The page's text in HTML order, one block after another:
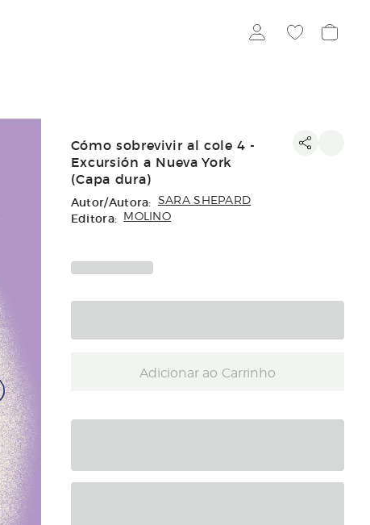
Cómo sobrevivir al cole 4 -
Excursión a Nueva York
(Capa dura)
Autor/Autora: SARA SHEPARD
Editora: MOLINO
Adicionar ao Carrinho